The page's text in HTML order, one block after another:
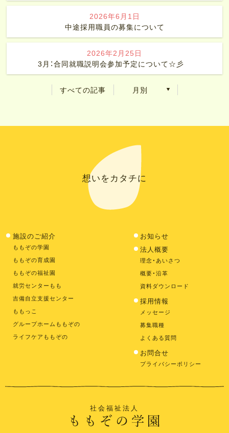
2026年6月1日
中途採用職員の募集について
2026年2月25日
3月：合同就職説明会参加予定について☆彡
すべての記事 月別
想いをカタチに
施設のご紹介
ももぞの学園
ももぞの育成園
ももぞの福祉園
就労センターもも
吉備自立支援センター
ももっこ
グループホームももぞの
ライフケアももぞの
お知らせ
法人概要
理念・あいさつ
概要・沿革
資料ダウンロード
採用情報
メッセージ
募集職種
よくある質問
お問合せ
プライバシーポリシー
社会福祉法人